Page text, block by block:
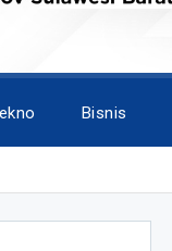
Bisnis